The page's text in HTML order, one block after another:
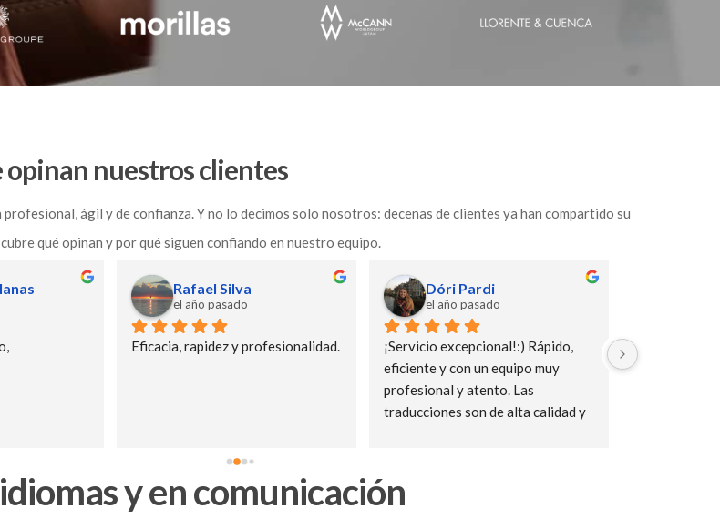
opinan nuestros clientes
ágil y de confianza. Y no lo decimos solo nosotros: decenas de clientes ya han compartido su
qué opinan y por qué siguen confiando en nuestro equipo.
Marie Gardia
el año pasado
Suelo trabajar con Okodia para
Marina Diana
hace 2 años
Servicio rápido y eficaz. Personal
muy amable y atento. 100%
recomendable.
Solicité una
un certificado de
y en comunicación